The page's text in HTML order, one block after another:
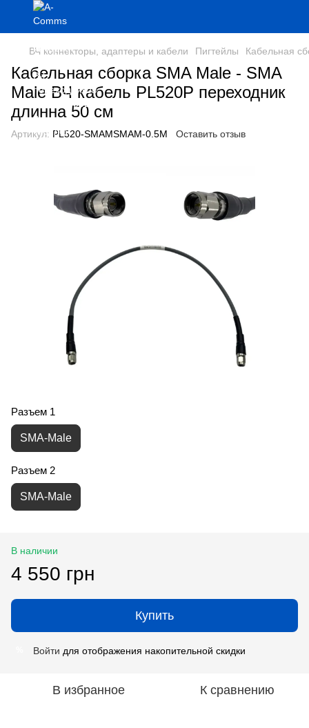
ВЧ коннекторы, адаптеры и кабели Пигтейлы Кабельная
Кабельная сборка SMA Male - SMA
Male ВЧ кабель PL520P переходник
длинна 50 см
Артикул: PL520-SMAMSMAM-0.5M Оставить отзыв
Разъем 1
SMA-Male
Разъем 2
SMA-Male
В наличии
4 550 грн
Купить
Войти для отображения накопительной скидки
В избранное К сравнению